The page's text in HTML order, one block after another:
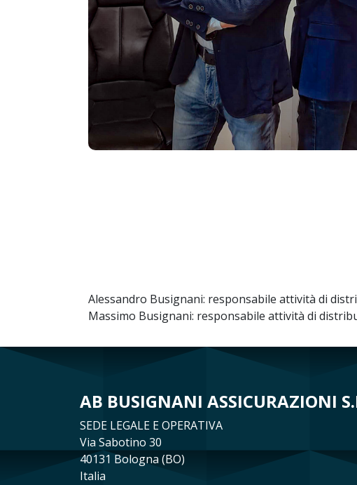
Alessandro Busignani: responsabile attività di
Massimo Busignani: responsabile attività di
AB BUSIGNANI ASSICURAZIONI
SEDE LEGALE E OPERATIVA
Via Sabotino 30
40131 Bologna (BO)
Italia